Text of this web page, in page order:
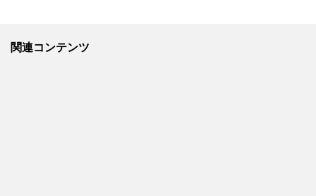
関連コンテンツ